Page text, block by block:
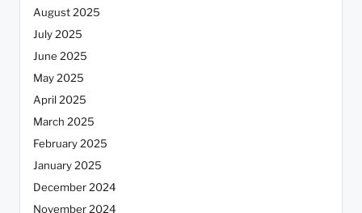
August 2025
July 2025
June 2025
May 2025
April 2025
March 2025
February 2025
January 2025
December 2024
November 2024